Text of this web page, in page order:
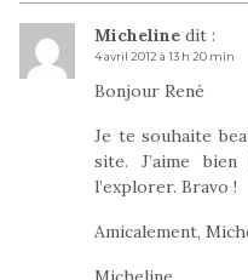
Micheline dit :
4 avril 2012 à 13 h 20 min
Bonjour René
Je te souhaite
site. J’aime
l’explorer. Bravo !
Amicalement,